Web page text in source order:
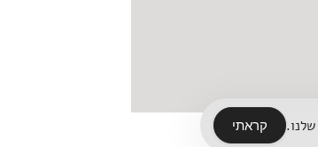
שלנו. קראתי